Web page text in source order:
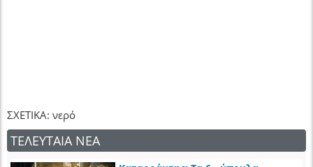
ΣΧΕΤΙΚΑ: νερό
ΤΕΛΕΥΤΑΙΑ ΝΕΑ